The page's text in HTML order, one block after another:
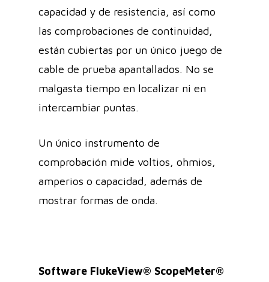
capacidad y de resistencia, así como
las comprobaciones de continuidad,
están cubiertas por un único juego de
cable de prueba apantallados. No se
malgasta tiempo en localizar ni en
intercambiar puntas.
Un único instrumento de
comprobación mide voltios, ohmios,
amperios o capacidad, además de
mostrar formas de onda.
Software FlukeView® ScopeMeter®